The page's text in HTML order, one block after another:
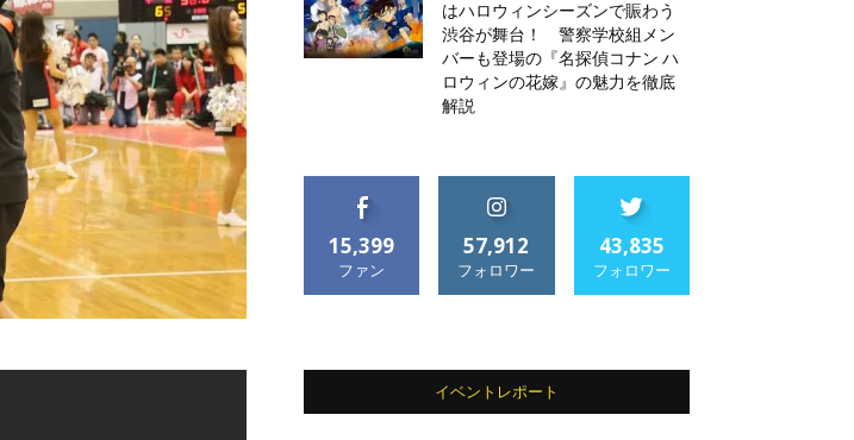
はハロウィンシーズンで賑わう
渋谷が舞台！ 警察学校組メン
バーも登場の『名探偵コナン ハ
ロウィンの花嫁』の魅力を徹底
解説
15,399
ファン
57,912
フォロワー
43,835
フォロワー
イベントレポート